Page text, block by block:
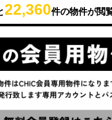
22,360件の物件が閲